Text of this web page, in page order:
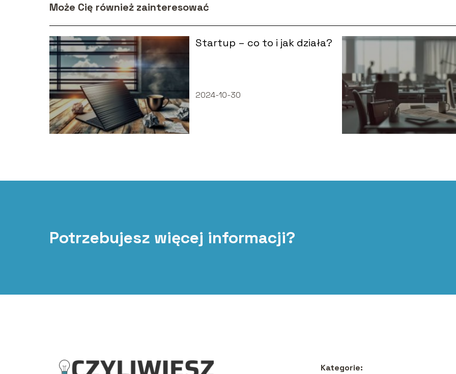
Może Cię również zainteresować
Startup – co to i jak działa?
2024-10-30
Potrzebujesz więcej informacji?
Kategorie: